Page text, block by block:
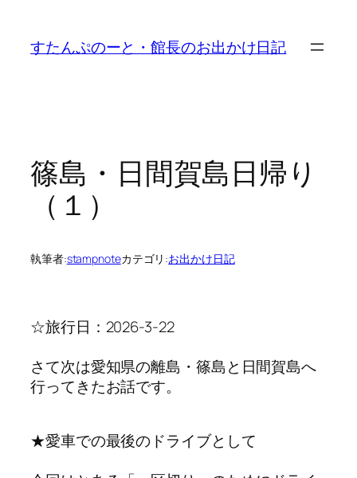
すたんぷのーと・館長のお出かけ日記
篠島・日間賀島日帰り
（１）
執筆者:stampnoteカテゴリ:お出かけ日記
☆旅行日：2026-3-22
さて次は愛知県の離島・篠島と日間賀島へ
行ってきたお話です。
★愛車での最後のドライブとして